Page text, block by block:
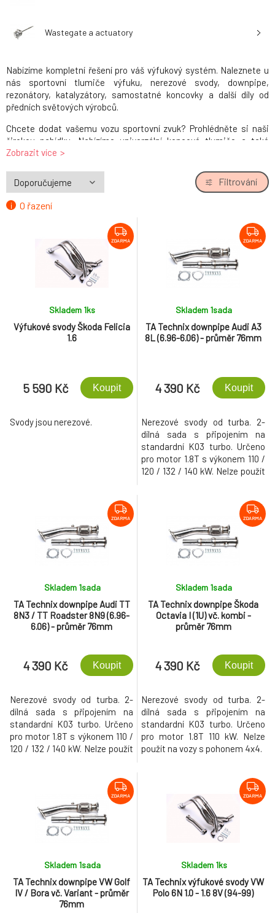
Wastegate a actuatory
Nabízíme kompletní řešení pro váš výfukový systém. Naleznete u
nás sportovní tlumiče výfuku, nerezové svody, downpipe,
rezonátory, katalyzátory, samostatné koncovky a další díly od
předních světových výrobců.
Chcete dodat vašemu vozu sportovní zvuk? Prohlédněte si naši
širokou nabídku. Nabízíme univerzální koncové tlumiče a také
kompletní výfukové systémy pro konkrétní vozy s homologací pro
zároveň zlepšit odvod spalin.
Naleznete u nás tlumiče z kvalitní nerezové oceli i klasické s
žáruvzdorným lakováním. Vybírat můžete z mnoha různých typů a
tvarů koncovek, aby co nejlépe zapadly do otvoru v zadním
nárazníku a doladily celkový vzhled.
Zobrazit více
O řazení
Filtrování
ZDARMA
Výfukové svody Škoda Felicia
1.6
Skladem 1ks
5 590 Kč Koupit
Svody jsou nerezové.
ZDARMA
TA Technix downpipe Audi A3
8L (6.96-6.06) - průměr 76mm
Skladem 1sada
4 390 Kč Koupit
Nerezové svody od turba. 2-
dílná sada s připojením na
standardní K03 turbo. Určeno
pro motor 1.8T s výkonem 110 /
120 / 132 / 140 kW. Nelze použít
ZDARMA
TA Technix downpipe Audi TT
8N3 / TT Roadster 8N9 (6.96-
6.06) - průměr 76mm
Skladem 1sada
4 390 Kč Koupit
Nerezové svody od turba. 2-
dílná sada s připojením na
standardní K03 turbo. Určeno
pro motor 1.8T s výkonem 110 /
120 / 132 / 140 kW. Nelze použít
ZDARMA
TA Technix downpipe Škoda
Octavia I (1U) vč. kombi -
průměr 76mm
Skladem 1sada
4 390 Kč Koupit
Nerezové svody od turba. 2-
dílná sada s připojením na
standardní K03 turbo. Určeno
pro motor 1.8T 110 kW. Nelze
použít na vozy s pohonem 4x4.
ZDARMA
TA Technix downpipe VW Golf
IV / Bora vč. Variant - průměr
76mm
Skladem 1sada
ZDARMA
TA Technix výfukové svody VW
Polo 6N 1.0 - 1.6 8V (94-99)
Skladem 1ks